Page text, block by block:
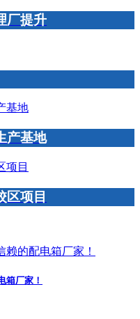
厂提升
产基地
区项目
箱厂家！